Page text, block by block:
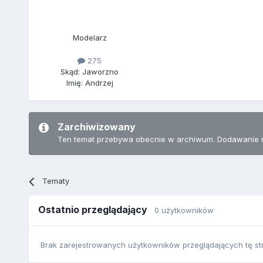
Modelarz
275
Skąd: Jaworzno
Imię: Andrzej
Zarchiwizowany
Ten temat przebywa obecnie w archiwum. Dodawanie
Tematy
Ostatnio przeglądający 0 użytkowników
Brak zarejestrowanych użytkowników przeglądających tę